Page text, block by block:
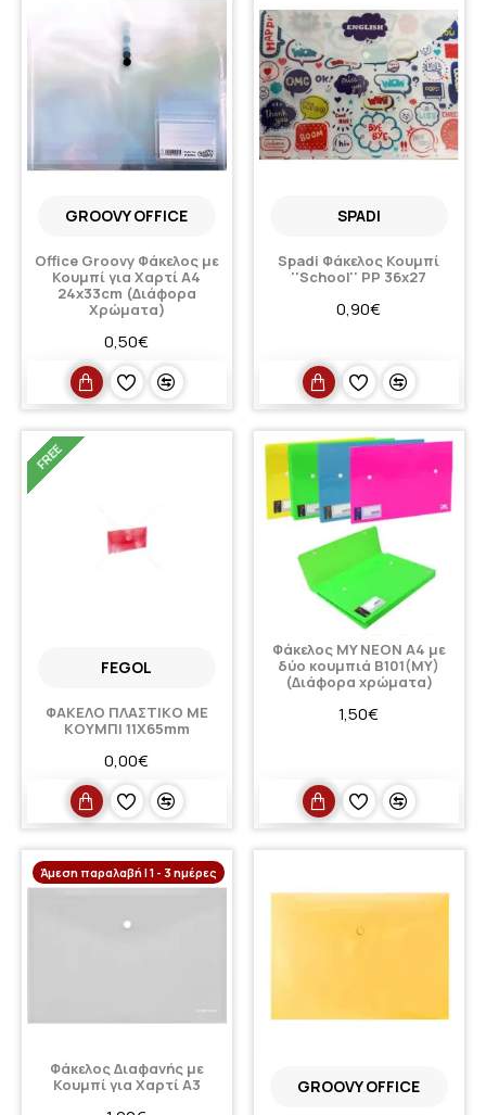
GROOVY OFFICE
Office Groovy Φάκελος με
Κουμπί για Χαρτί A4
24x33cm (Διάφορα
Χρώματα)
0,50€
SPADI
Spadi Φάκελος Κουμπί
''School'' PP 36x27
0,90€
FREE
FEGOL
ΦΑΚΕΛΟ ΠΛΑΣΤΙΚΟ ΜΕ
ΚΟΥΜΠΙ 11Χ65mm
0,00€
Φάκελος MY NEON Α4 με
δύο κουμπιά B101(MY)
(Διάφορα χρώματα)
1,50€
Άμεση παραλαβή | 1 - 3 ημέρες
Φάκελος Διαφανής με
Κουμπί για Χαρτί A3
GROOVY OFFICE